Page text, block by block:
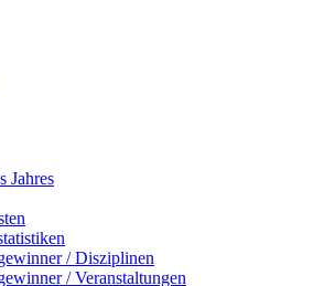
Jahres
/ Disziplinen
/ Veranstaltungen